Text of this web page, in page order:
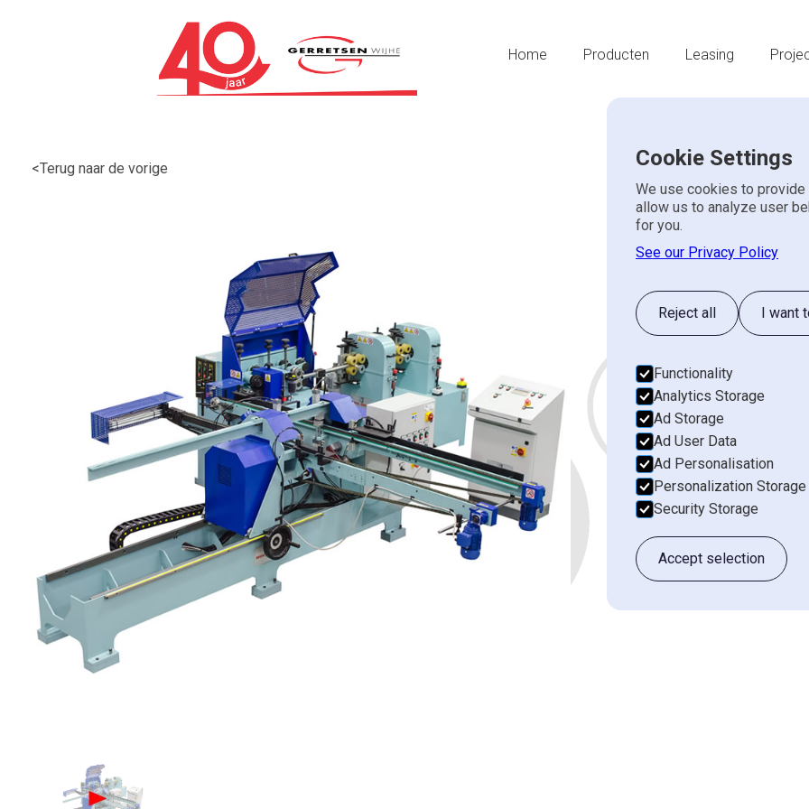
Home Producten Leasing
Cookie Settings
We use cookies to
allow us to analyze user
for you.
See our Privacy Policy
Reject all I want
Functionality
Analytics Storage
Ad Storage
Ad User Data
Ad Personalisation
Personalization Storage
Security Storage
Accept selection
<Terug naar de vorige
Brusa &
Line-LTV
We zullen je
Voornaam*
Email*
Vertel ons meer over je